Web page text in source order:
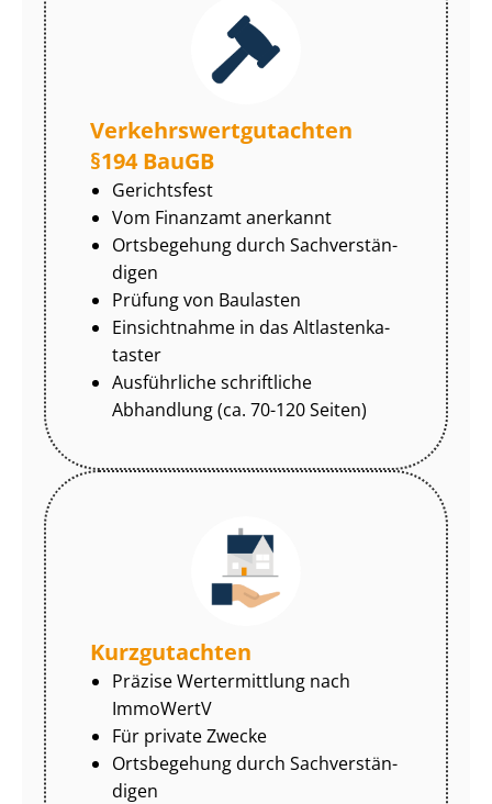
Ver­kehrs­wert­gut­ach­ten
§194 BauGB
Gerichtsfest
Vom Finanzamt anerkannt
Ortsbegehung durch Sach­ver­stän­
di­gen
Prüfung von Baulasten
Einsichtnahme in das Alt­las­ten­ka­
tas­ter
Ausführliche schriftliche
Abhandlung (ca. 70-120 Seiten)
Kurzgutachten
Präzise Wertermittlung nach
ImmoWertV
Für private Zwecke
Ortsbegehung durch Sach­ver­stän­
di­gen